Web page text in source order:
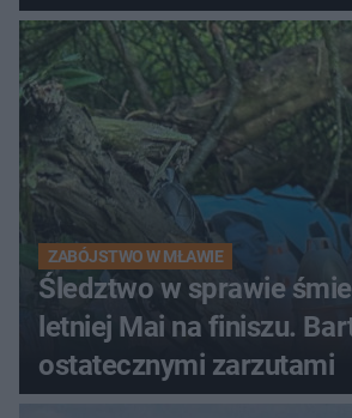
ZABÓJSTWO W MŁAWIE
Śledztwo w sprawie
letniej Mai na finiszu.
ostatecznymi zarzutami